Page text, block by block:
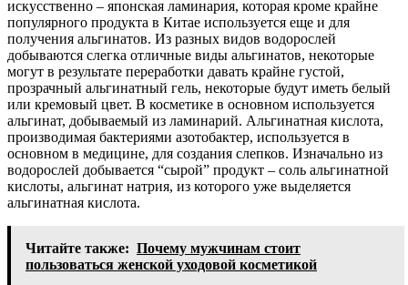
искусственно – японская ламинария, которая кроме крайне
популярного продукта в Китае используется еще и для
получения альгинатов. Из разных видов водорослей
добываются слегка отличные виды альгинатов, некоторые
могут в результате переработки давать крайне густой,
прозрачный альгинатный гель, некоторые будут иметь белый
или кремовый цвет. В косметике в основном используется
альгинат, добываемый из ламинарий. Альгинатная кислота,
производимая бактериями азотобактер, используется в
основном в медицине, для создания слепков. Изначально из
водорослей добывается “сырой” продукт – соль альгинатной
кислоты, альгинат натрия, из которого уже выделяется
альгинатная кислота.
Читайте также: Почему мужчинам стоит
пользоваться женской уходовой косметикой